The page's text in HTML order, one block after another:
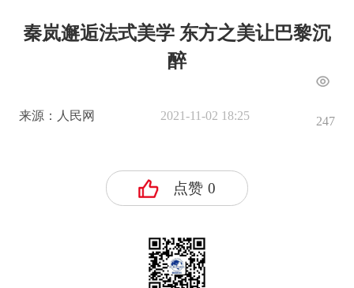
秦岚邂逅法式美学 东方之美让巴黎沉
醉
来源：人民网 2021-11-02 18:25 247
点赞 0